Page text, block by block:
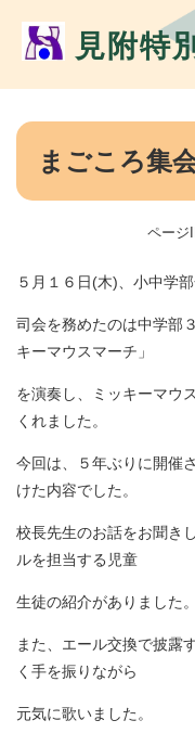
見附特
本
まごころ集
ページ
５月１６日(木)、小中学
司会を務めたのは中学部
キーマウスマーチ」
を演奏し、ミッキーマウ
くれました。
今回は、５年ぶりに開催
けた内容でした。
校長先生のお話をお聞き
ルを担当する児童
生徒の紹介がありました。
また、エール交換で披露
く手を振りながら
元気に歌いました。